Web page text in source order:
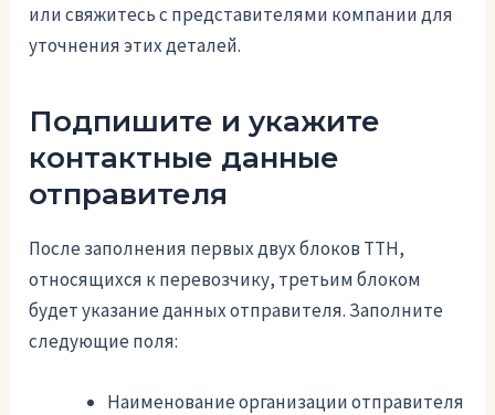
или свяжитесь с представителями компании для
уточнения этих деталей.
Подпишите и укажите
контактные данные
отправителя
После заполнения первых двух блоков ТТН,
относящихся к перевозчику, третьим блоком
будет указание данных отправителя. Заполните
следующие поля:
Наименование организации отправителя